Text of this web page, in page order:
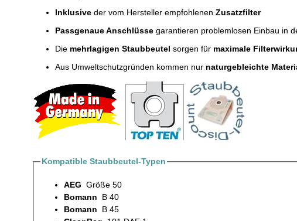
Inklusive der vom Hersteller empfohlenen Zusatzfilter
Passgenaue Anschlüsse garantieren problemlosen Einbau in
Die mehrlagigen Staubbeutel sorgen für maximale
Aus Umweltschutzgründen kommen nur naturgebleichte
Kompatible Staubbeutel-Typen
AEG Größe 50
Bomann B 40
Bomann B 45